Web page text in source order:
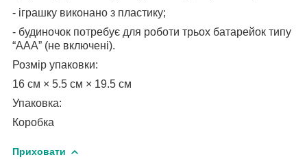
- іграшку виконано з пластику;
- будиночок потребує для роботи трьох батарейок типу
“ААА” (не включені).
Розмір упаковки:
16 см × 5.5 см × 19.5 см
Упаковка:
Коробка
Приховати